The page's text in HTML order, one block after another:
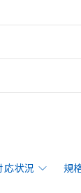
応状況 規